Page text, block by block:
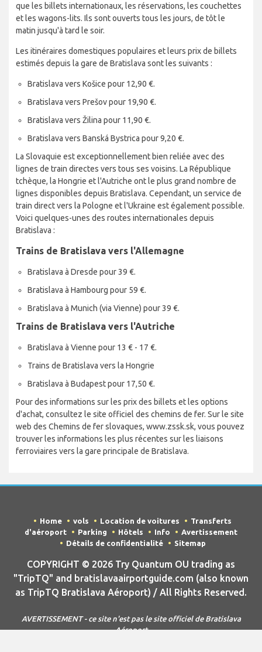
que les billets internationaux, les réservations, les couchettes
et les wagons-lits. Ils sont ouverts tous les jours, de tôt le
matin jusqu'à tard le soir.
Les itinéraires domestiques populaires et leurs prix de billets
estimés depuis la gare de Bratislava sont les suivants :
Bratislava vers Košice pour 12,90 €.
Bratislava vers Prešov pour 19,90 €.
Bratislava vers Žilina pour 11,90 €.
Bratislava vers Banská Bystrica pour 9,20 €.
La Slovaquie est exceptionnellement bien reliée avec des
lignes de train directes vers tous ses voisins. La République
tchèque, la Hongrie et l'Autriche ont le plus grand nombre de
lignes disponibles depuis Bratislava. Cependant, un service de
train direct vers la Pologne et l'Ukraine est également possible.
Voici quelques-unes des routes internationales depuis
Bratislava :
Trains de Bratislava vers l'Allemagne
Bratislava à Dresde pour 39 €.
Bratislava à Hambourg pour 59 €.
Bratislava à Munich (via Vienne) pour 39 €.
Trains de Bratislava vers l'Autriche
Bratislava à Vienne pour 13 € - 17 €.
Trains de Bratislava vers la Hongrie
Bratislava à Budapest pour 17,50 €.
Pour des informations sur les prix des billets et les options
d'achat, consultez le site officiel des chemins de fer. Sur le site
web des Chemins de fer slovaques, www.zssk.sk, vous pouvez
trouver les informations les plus récentes sur les liaisons
ferroviaires vers la gare principale de Bratislava.
Home vols Location de voitures
Transferts
d'aéroport
Parking Hôtels Info
Avertissement
Détails de confidentialité
Sitemap
COPYRIGHT © 2026 Try Quantum OU trading as
"TripTQ" and bratislavaairportguide.com (also known
as TripTQ Bratislava Aéroport) / All Rights Reserved.
AVERTISSEMENT - ce site n'est pas le site officiel de Bratislava
Aéroport